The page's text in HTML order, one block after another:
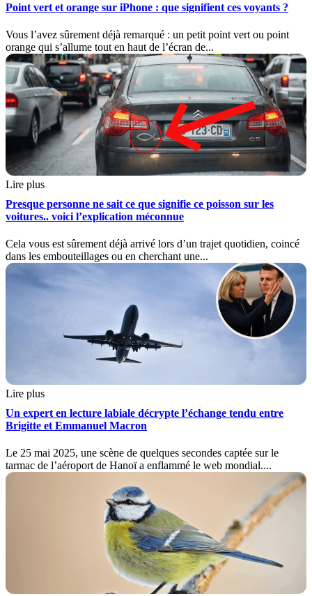
Point vert et orange sur iPhone : que signifient ces voyants ?
Vous l’avez sûrement déjà remarqué : un petit point vert ou point
orange qui s’allume tout en haut de l’écran de...
Lire plus
Presque personne ne sait ce que signifie ce poisson sur les
voitures.. voici l’explication méconnue
Cela vous est sûrement déjà arrivé lors d’un trajet quotidien, coincé
dans les embouteillages ou en cherchant une...
Lire plus
Un expert en lecture labiale décrypte l’échange tendu entre
Brigitte et Emmanuel Macron
Le 25 mai 2025, une scène de quelques secondes captée sur le
tarmac de l’aéroport de Hanoï a enflammé le web mondial....